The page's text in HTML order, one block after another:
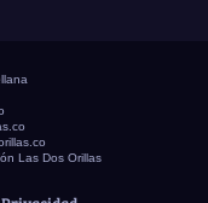
Las Dos Orillas